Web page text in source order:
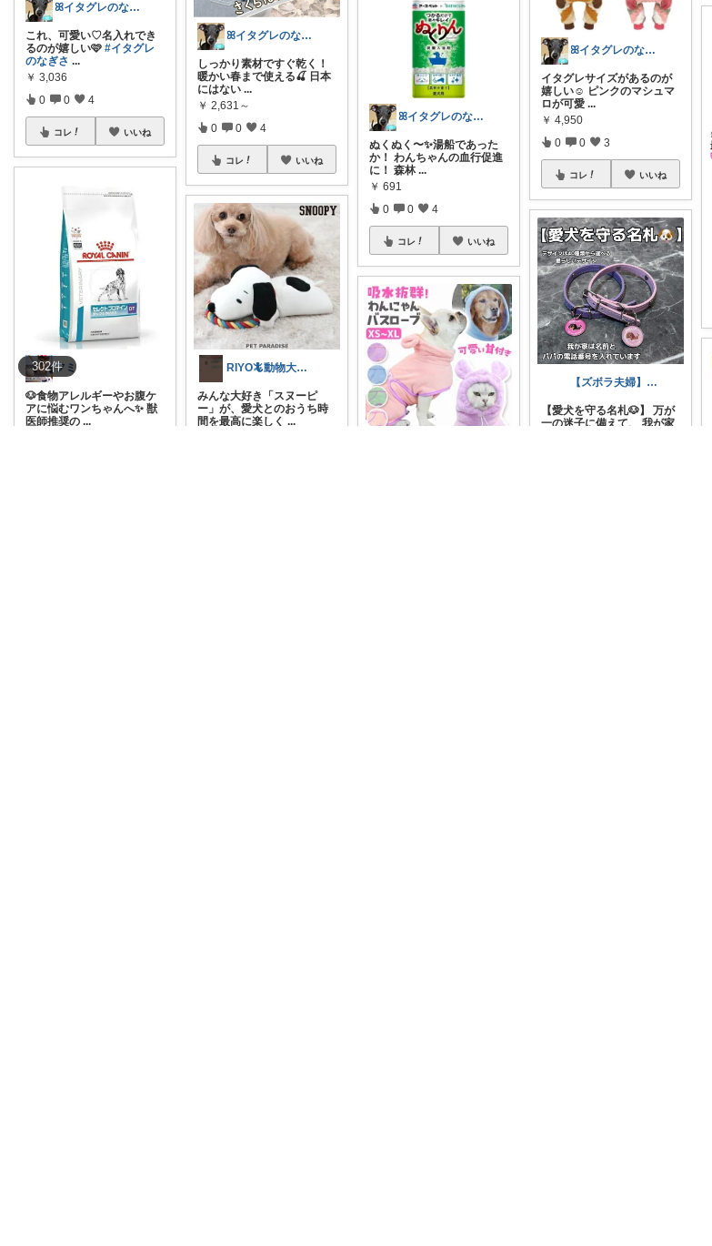
302件
ꕤイタグレのなぎさꕤお気に入りルーム♡
これ、可愛い♡名入れでき
るのが嬉しい🩷 #イタグレ
のなぎさ ...
￥ 3,036
0 0 4
コレ いいね
フミ
🐶食物アレルギーやお腹ケ
アに悩むワンちゃんへ✨ 獣
医師推奨の ...
ꕤイタグレのなぎさꕤお気に入りルーム♡
しっかり素材ですぐ乾く！
暖かい春まで使える🍒 日本
にはない ...
￥ 2,631～
0 0 4
コレ いいね
RIYO🦎動物大好き女です。
みんな大好き「スヌーピ
ー」が、愛犬とのおうち時
間を最高に楽しく ...
ꕤイタグレのなぎさꕤお気に入りルーム♡
ぬくぬく〜✨湯船であった
か！ わんちゃんの血行促進
に！ 森林 ...
￥ 691
0 0 4
コレ いいね
ꕤイタグレのなぎさꕤお気に入りルーム♡
イタグレサイズがあるのが
嬉しい☺️ ピンクのマシュマ
ロが可愛 ...
￥ 4,950
0 0 3
コレ いいね
【ズボラ夫婦】きなこもち🐶
【愛犬を守る名札🐶】 万が
一の迷子に備えて、 我が家